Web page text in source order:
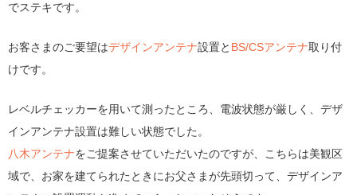
でステキです。
お客さまのご要望はデザインアンテナ設置と BS/CSアンテナ取り付
けです。
レベルチェッカーを用いて測ったところ、電波状態が厳しく、デザ
インアンテナ設置は難しい状態でした。
八木アンテナをご提案させていただいたのですが、こちらは美観区
域で、お家を建てられたときにお父さまが先頭切って、デザインア